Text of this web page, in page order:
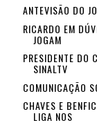
ANTEVISÃO DO
RICARDO EM
JOGAM
PRESIDENTE DO
SINALTV
COMUNICAÇÃO
CHAVES E
LIGA NOS